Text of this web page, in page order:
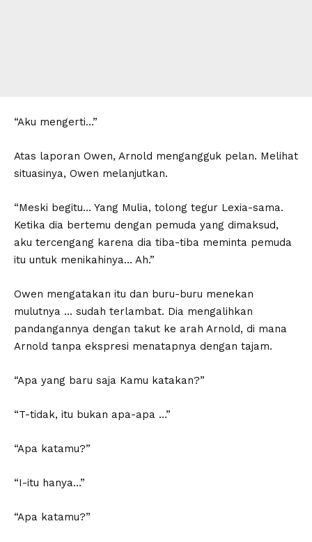
“Aku mengerti…”
Atas laporan Owen, Arnold mengangguk pelan. Melihat
situasinya, Owen melanjutkan.
“Meski begitu… Yang Mulia, tolong tegur Lexia-sama.
Ketika dia bertemu dengan pemuda yang dimaksud,
aku tercengang karena dia tiba-tiba meminta pemuda
itu untuk menikahinya… Ah.”
Owen mengatakan itu dan buru-buru menekan
mulutnya … sudah terlambat. Dia mengalihkan
pandangannya dengan takut ke arah Arnold, di mana
Arnold tanpa ekspresi menatapnya dengan tajam.
“Apa yang baru saja Kamu katakan?”
“T-tidak, itu bukan apa-apa …”
“Apa katamu?”
“I-itu hanya…”
“Apa katamu?”